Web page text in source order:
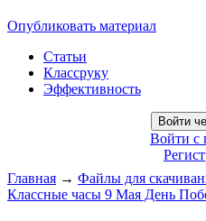
Опубликовать материал
Статьи
Классруку
Эффективность
Войти
Войти с
Главная → Файлы для
Классные часы 9 Мая День